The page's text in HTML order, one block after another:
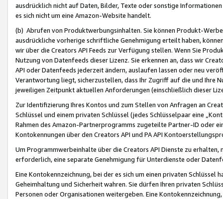
ausdrücklich nicht auf Daten, Bilder, Texte oder sonstige
es sich nicht um eine Amazon-Website handelt.
(b) Abrufen von Produktwerbungsinhalten. Sie können Produkt-
ausdrückliche vorherige schriftliche Genehmigung erteilt haben,
wir über die Creators API Feeds zur Verfügung stellen. Wenn Sie
Nutzung von Datenfeeds dieser Lizenz. Sie erkennen an, dass wir
API oder Datenfeeds jederzeit ändern, auslaufen lassen oder neu
Verantwortung liegt, sicherzustellen, dass Ihr Zugriff auf die und Ihre
jeweiligen Zeitpunkt aktuellen Anforderungen (einschließlich dieser
Zur Identifizierung Ihres Kontos und zum Stellen von Anfragen an
Schlüssel und einem privaten Schlüssel (jedes Schlüsselpaar eine
Rahmen des Amazon-Partnerprogramms zugeteilte Partner-ID oder
Kontokennungen über den Creators API und PA API
Um Programmwerbeinhalte über die Creators API Dienste zu
erforderlich, eine separate Genehmigung für Unterdienste oder
Eine Kontokennzeichnung, bei der es sich um einen privaten
Geheimhaltung und Sicherheit wahren. Sie dürfen Ihren privaten
Personen oder Organisationen weitergeben. Eine